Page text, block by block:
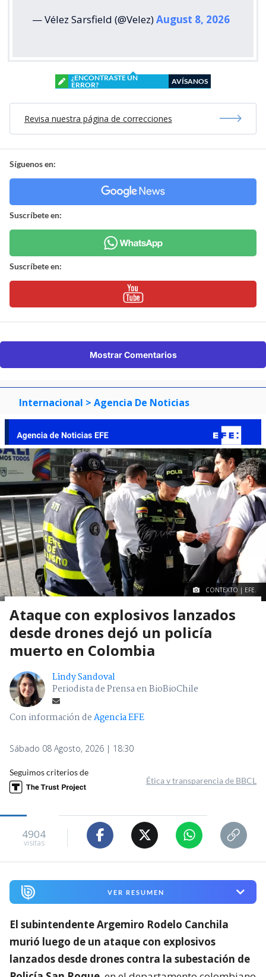
— Vélez Sarsfield (@Velez)August 8, 2026
¿ENCONTRASTE UN
ERROR?
AVÍSANOS
Revisa nuestra página de correcciones
Síguenos en:
Suscríbete en:
Suscríbete en:
Mostrar Comentarios
Internacional > Agencia De Noticias
CONTEXTO | EFE.
Ataque con explosivos lanzados
desde drones dejó un policía
muerto en Colombia
Lindy Sandoval
Periodista de Prensa en BioBioChile
Con información deAgencia EFE
Sábado 08 Agosto, 2026 | 18:30
Seguimos criterios de
Ética y transparencia de BBCL
4904
visitas
VER RESUMEN
El subintendente Argemiro Rodelo Canchila
murió luego de un ataque con explosivos
lanzados desde drones contra la subestación de